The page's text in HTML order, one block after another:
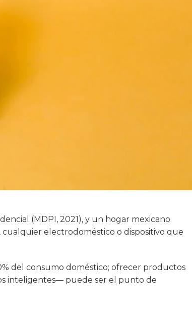
(MDPI, 2021), y un hogar mexicano
cualquier electrodoméstico o dispositivo que
del consumo doméstico; ofrecer productos
inteligentes— puede ser el punto de